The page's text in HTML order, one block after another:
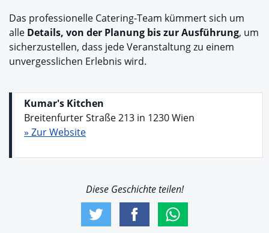
Das professionelle Catering-Team kümmert sich um
alle Details, von der Planung bis zur Ausführung, um
sicherzustellen, dass jede Veranstaltung zu einem
unvergesslichen Erlebnis wird.
Kumar's Kitchen
Breitenfurter Straße 213 in 1230 Wien
» Zur Website
Diese Geschichte teilen!